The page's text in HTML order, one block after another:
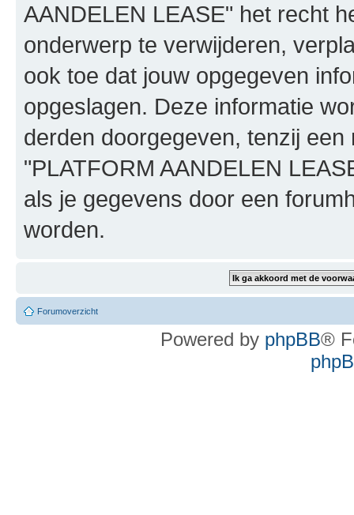
AANDELEN LEASE" het recht
onderwerp te verwijderen,
ook toe dat jouw opgegeven
opgeslagen. Deze informatie
derden doorgegeven, tenzij
"PLATFORM AANDELEN
als je gegevens door een
worden.
Forumoverzicht
Powered by phpBB®